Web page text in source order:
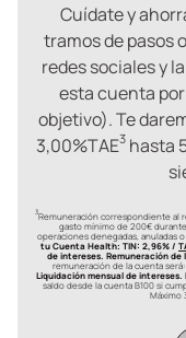
Cuídate y
tramos de pasos
redes sociales y
esta cuenta
objetivo). Te
3,00%TAE3hasta
3Remuneración correspondiente al
gasto mínimo de 200€
operaciones denegadas, anuladas
tu Cuenta Health: TIN: 2,96% /
de intereses. Remuneración de
remuneración de la cuenta será:
Liquidación mensual de intereses.
saldo desde la cuenta B100 si
Máximo